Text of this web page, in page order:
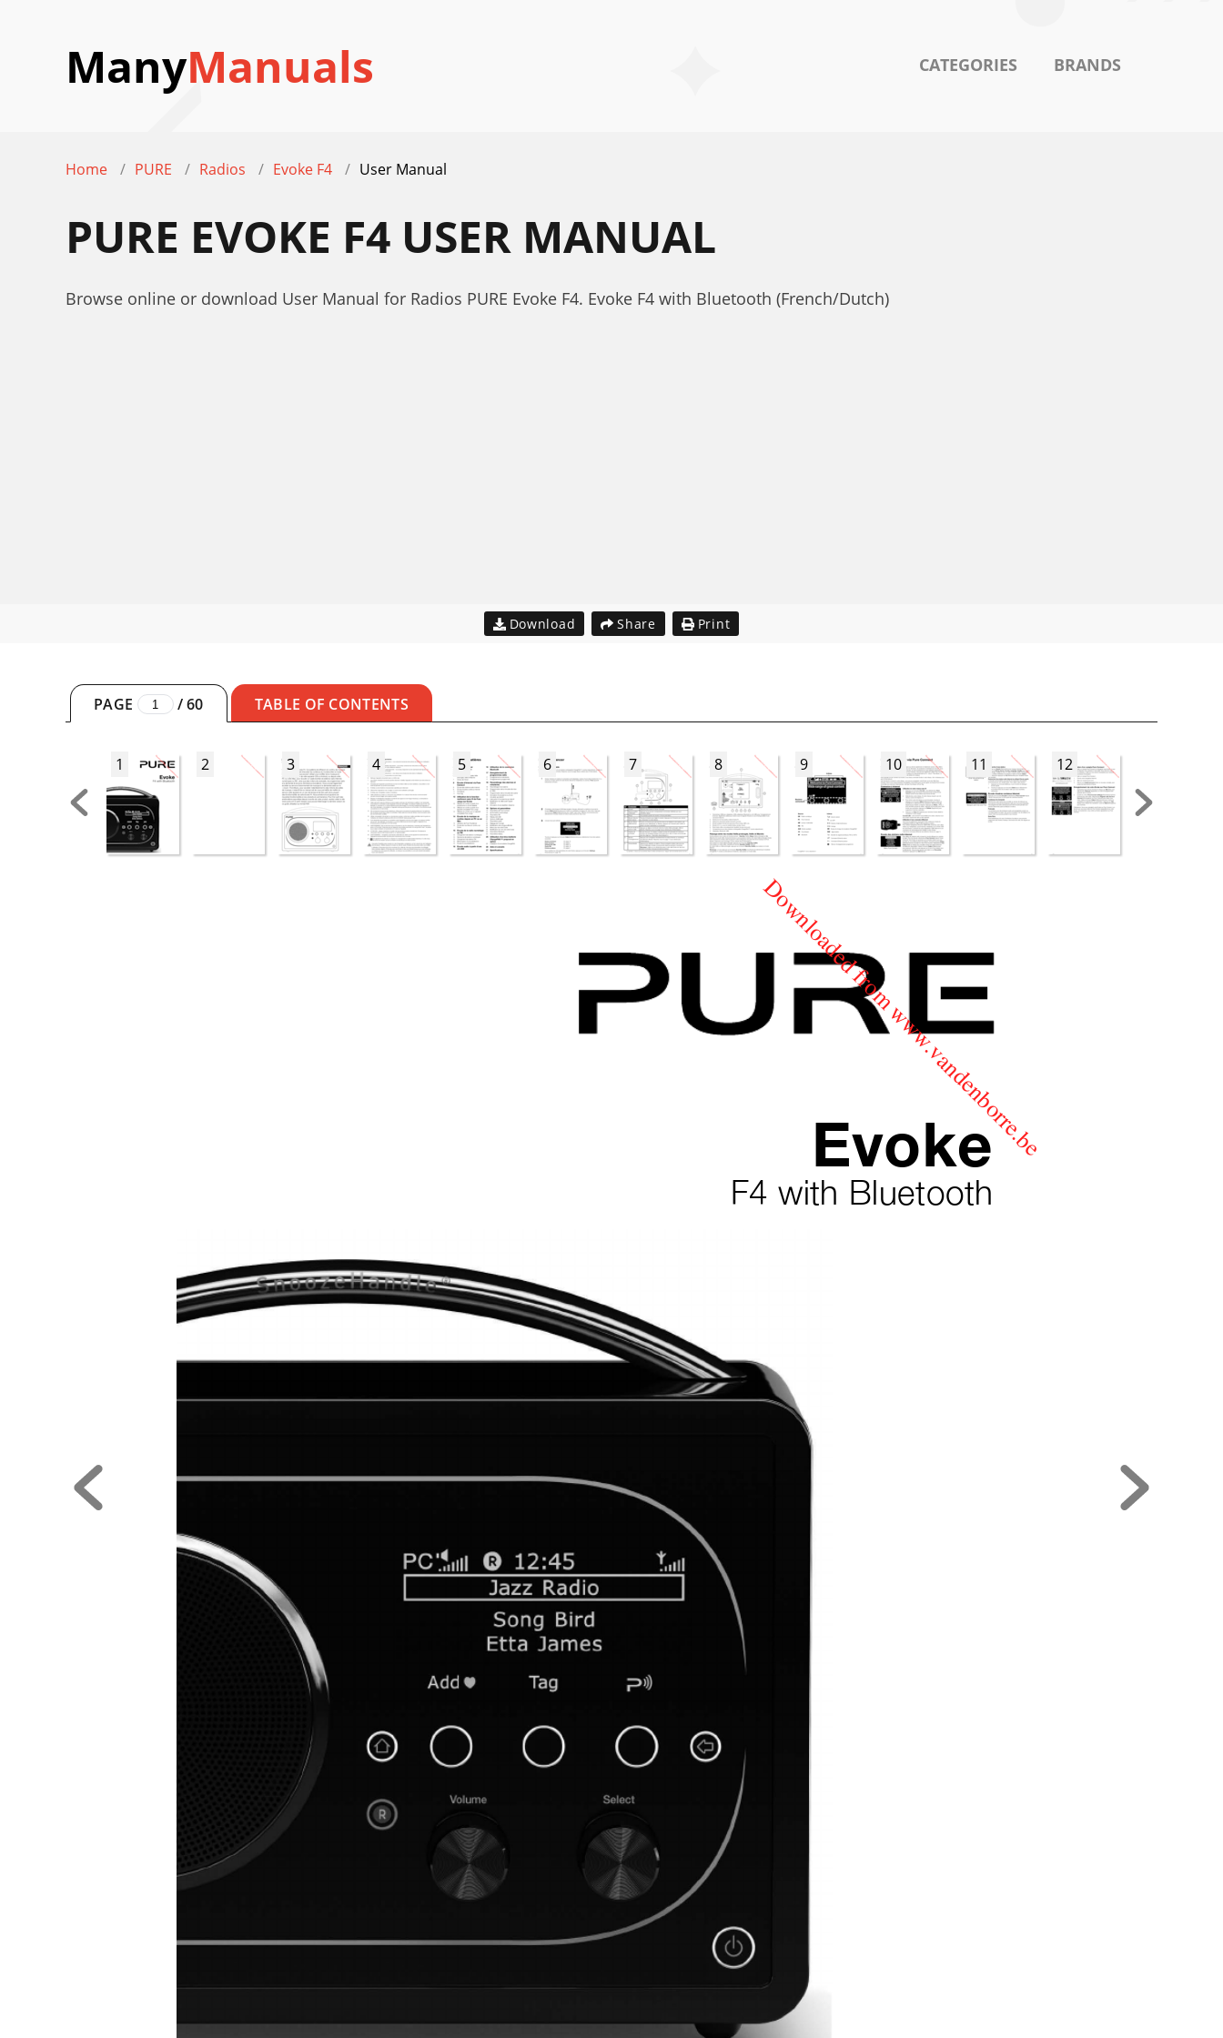
ManyManuals CATEGORIES BRANDS
Home PURE Radios Evoke F4 User Manual
PURE EVOKE F4 USER MANUAL
Browse online or download User Manual for Radios PURE Evoke F4. Evoke F4 with Bluetooth (French/Dutch)
Download Share Print
PAGE /60 TABLE OF CONTENTS
1 2 3 4 5 6 7 8 9 10 11 12
Evoke
F4 with Bluetooth
Downloaded from www.vandenborre.be